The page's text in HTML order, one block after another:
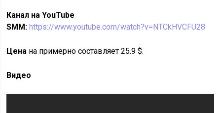
Канал на YouTube
SMM: https://www.youtube.com/watch?v=NTCkHVCFU28
Цена на примерно составляет 25.9 $.
Видео